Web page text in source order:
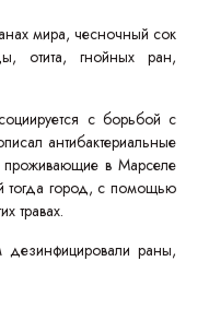
мира, чесночный сок
отита, гнойных ран,
с борьбой с
антибактериальные
проживающие в Марселе
тогда город, с помощью
травах.
раны,